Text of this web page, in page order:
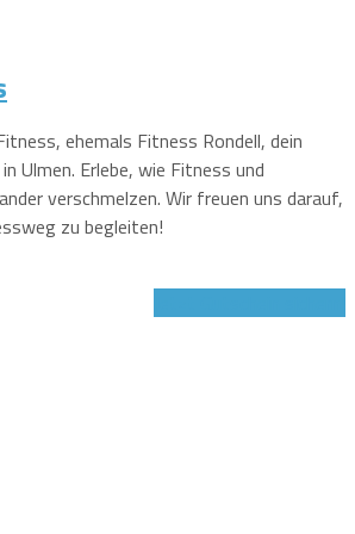
ehemals Fitness Rondell, dein
Ulmen. Erlebe, wie Fitness und
verschmelzen. Wir freuen uns darauf,
zu begleiten!